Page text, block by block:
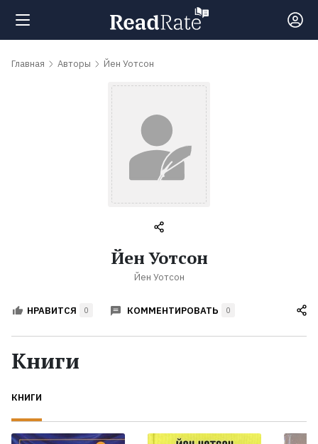
Поиск
Авторы
Жанры
Экранизации
Главная Авторы Йен Уотсон
Йен Уотсон
Йен Уотсон
НРАВИТСЯ 0 КОММЕНТИРОВАТЬ 0
Книги
КНИГИ